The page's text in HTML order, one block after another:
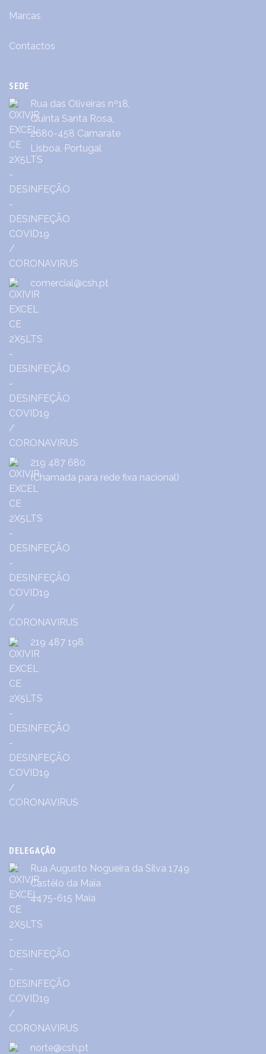
Marcas
Contactos
SEDE
Rua das Oliveiras nº18,
Quinta Santa Rosa,
2680-458 Camarate
Lisboa, Portugal
comercial@csh.pt
219 487 680
(Chamada para rede fixa nacional)
219 487 198
DELEGAÇÃO
Rua Augusto Nogueira da Silva 1749
Castêlo da Maia
4475-615 Maia
norte@csh.pt